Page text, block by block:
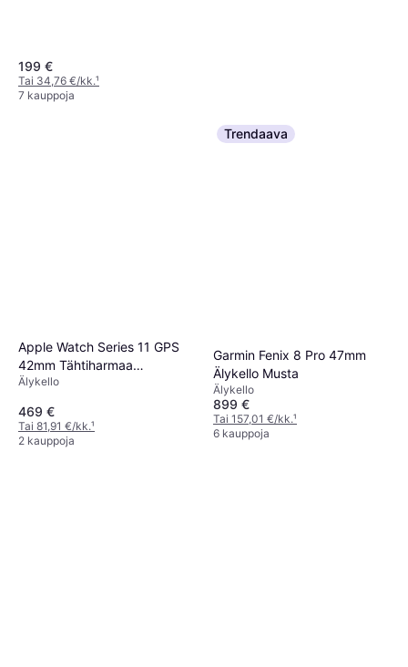
199 €
Tai 34,76 €/kk.¹
7 kauppoja
Apple Watch Series 11 GPS
42mm Tähtiharmaa
Alumiinikuori S M
Älykello
469 €
Tai 81,91 €/kk.¹
2 kauppoja
Trendaava
Garmin Fenix 8 Pro 47mm
Älykello Musta
Älykello
899 €
Tai 157,01 €/kk.¹
6 kauppoja